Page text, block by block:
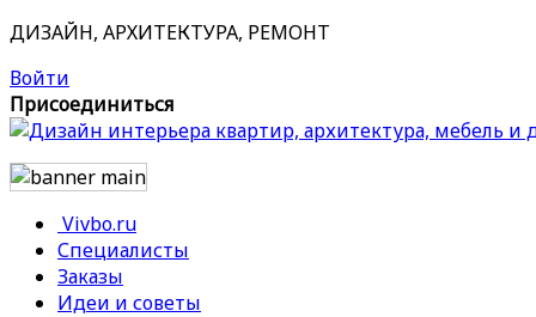
ДИЗАЙН, АРХИТЕКТУРА, РЕМОНТ
Войти
Присоединиться
Vivbo.ru
Специалисты
Заказы
Идеи и советы